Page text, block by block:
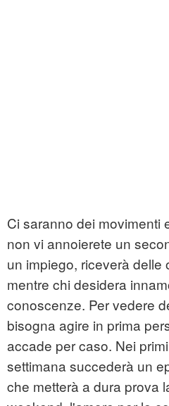
Ci saranno dei movimenti
non vi annoierete un
un impiego, riceverà delle
mentre chi desidera
conoscenze. Per vedere
bisogna agire in prima
accade per caso. Nei
settimana succederà un
che metterà a dura prova